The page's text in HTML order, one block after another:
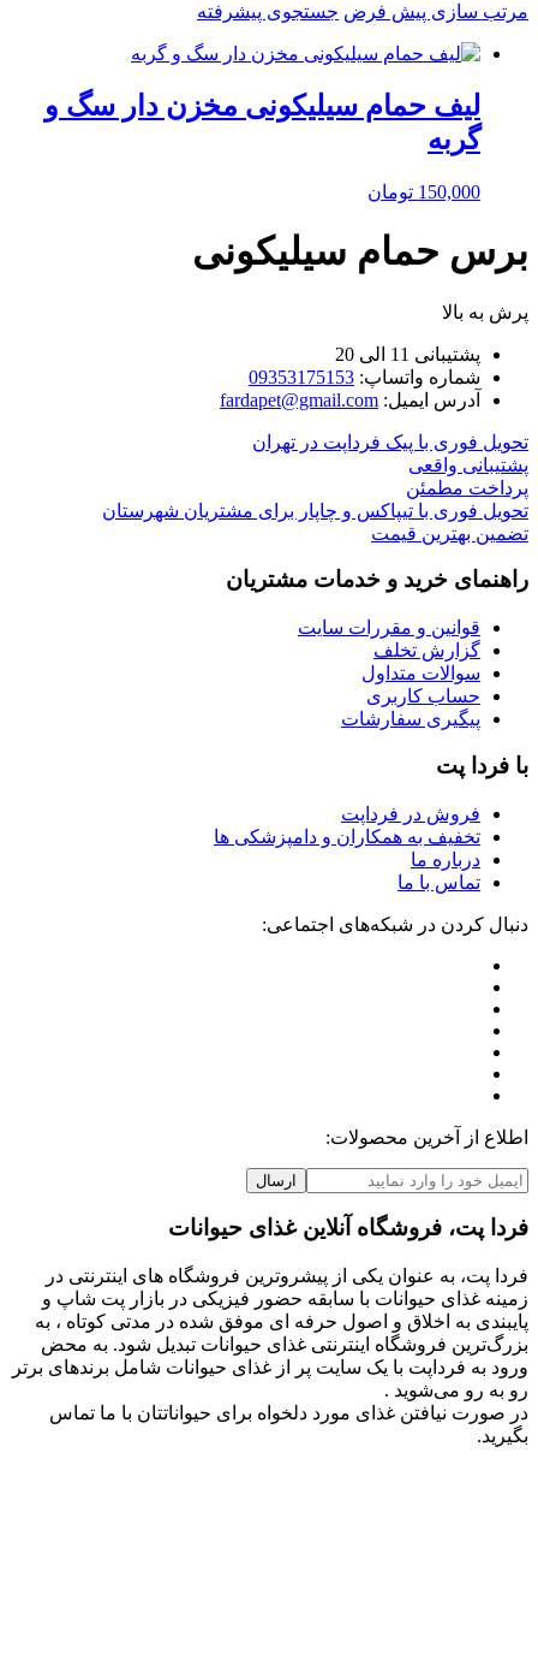
مرتب سازی پیش فرض جستجوی پیشرفته
لیف حمام سیلیکونی مخزن دار سگ و
گربه
150,000 تومان
برس حمام سیلیکونی
پرش به بالا
پشتیبانی 11 الی 20
شماره واتساپ: 09353175153
آدرس ایمیل: fardapet@gmail.com
تحویل فوری با پیک فرداپت در تهران
پشتیبانی واقعی
پرداخت مطمئن
تحویل فوری با تیپاکس و چاپار برای مشتریان شهرستان
تضمین بهترین قیمت
راهنمای خرید و خدمات مشتریان
قوانین و مقررات سایت
گزارش تخلف
سوالات متداول
حساب کاربری
پیگیری سفارشات
با فردا پت
فروش در فرداپت
تخفیف به همکاران و دامپزشکی ها
درباره ما
تماس با ما
دنبال کردن در شبکه‌های اجتماعی:
اطلاع از آخرین محصولات:
ارسال
فردا پت، فروشگاه آنلاین غذای حیوانات
فردا پت، به عنوان یکی از پیشروترین فروشگاه های اینترنتی در
زمینه غذای حیوانات با سابقه حضور فیزیکی در بازار پت شاپ و
پایبندی به اخلاق و اصول حرفه ای موفق شده در مدتی کوتاه ، به
بزرگ‌ترین فروشگاه اینترنتی غذای حیوانات تبدیل شود. به محض
ورود به فرداپت با یک سایت پر از غذای حیوانات شامل برندهای برتر
رو به رو می‌شوید .
در صورت نیافتن غذای مورد دلخواه برای حیواناتتان با ما تماس
بگیرید.